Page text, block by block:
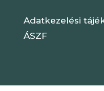
Adatkezelési
ÁSZF